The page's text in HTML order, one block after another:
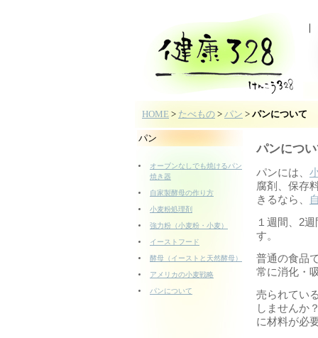
HOME > たべもの > パン > パンについて
パン
オーブンなしでも焼けるパン
焼き器
自家製酵母の作り方
小麦粉処理剤
強力粉（小麦粉・小麦）
イーストフード
酵母（イーストと天然酵母）
アメリカの小麦戦略
パンについて
パンにつ
パンには、
腐剤、保存
きるなら、
１週間、2
す。
普通の食品
常に消化・
売られてい
しませんか
に材料が必